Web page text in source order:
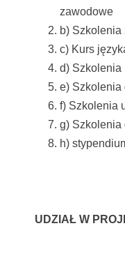
zawodowe
b)
c) Kurs
d) Szkolenia
e) Szkolenia
f) Szkolenia
g) Szkolenia
h)
UDZIAŁ W